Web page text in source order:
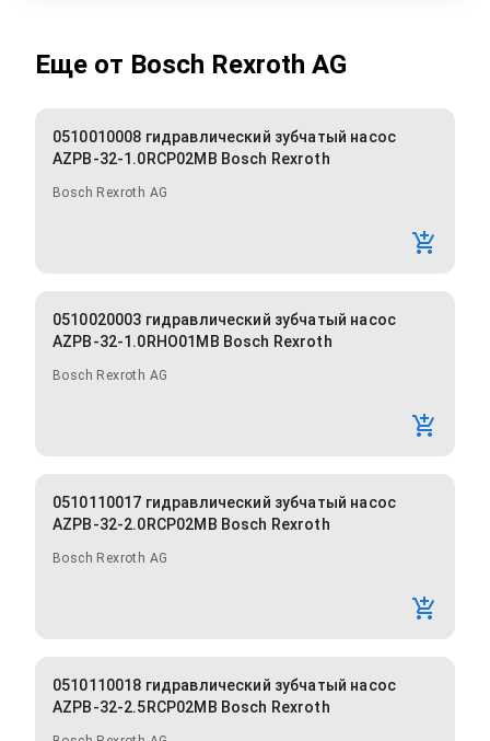
Еще от Bosch Rexroth AG
0510010008 гидравлический зубчатый насос
AZPB-32-1.0RCP02MB Bosch Rexroth
Bosch Rexroth AG
0510020003 гидравлический зубчатый насос
AZPB-32-1.0RHO01MB Bosch Rexroth
Bosch Rexroth AG
0510110017 гидравлический зубчатый насос
AZPB-32-2.0RCP02MB Bosch Rexroth
Bosch Rexroth AG
0510110018 гидравлический зубчатый насос
AZPB-32-2.5RCP02MB Bosch Rexroth